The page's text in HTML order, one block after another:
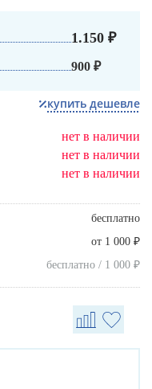
1.150 ₽
900 ₽
купить дешевле
нет в наличии
нет в наличии
нет в наличии
бесплатно
от 1 000 ₽
бесплатно / 1 000 ₽